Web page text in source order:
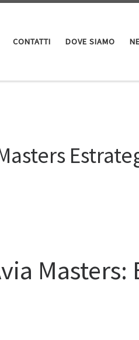
CONTATTI DOVE SIAMO
Masters: